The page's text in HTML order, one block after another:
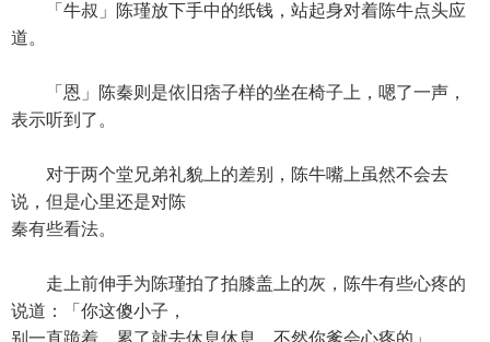
「牛叔」陈瑾放下手中的纸钱，站起身对着陈牛点头应
道。
「恩」陈秦则是依旧痞子样的坐在椅子上，嗯了一声，
表示听到了。
对于两个堂兄弟礼貌上的差别，陈牛嘴上虽然不会去
说，但是心里还是对陈
秦有些看法。
走上前伸手为陈瑾拍了拍膝盖上的灰，陈牛有些心疼的
说道：「你这傻小子，
别一直跪着，累了就去休息休息，不然你爹会心疼的」。